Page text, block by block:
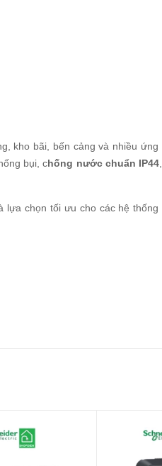
kho bãi, bến cảng và nhiều ứng
bụi, chống nước chuẩn IP44
lựa chọn tối ưu cho các hệ thống